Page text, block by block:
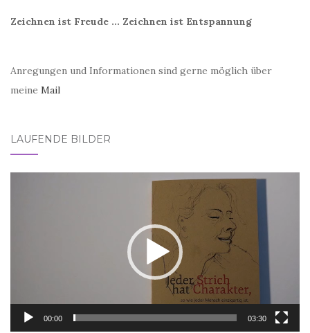
Zeichnen ist Freude ... Zeichnen ist Entspannung
Anregungen und Informationen sind gerne möglich über
meine Mail
LAUFENDE BILDER
00:00 03:30